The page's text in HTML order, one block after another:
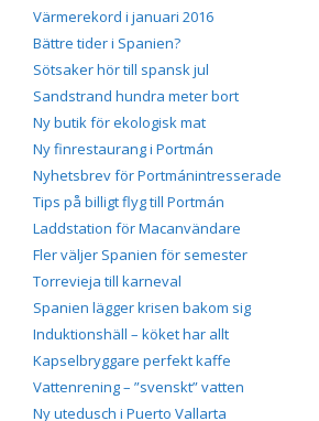
Värmerekord i januari 2016
Bättre tider i Spanien?
Sötsaker hör till spansk jul
Sandstrand hundra meter bort
Ny butik för ekologisk mat
Ny finrestaurang i Portmán
Nyhetsbrev för Portmánintresserade
Tips på billigt flyg till Portmán
Laddstation för Macanvändare
Fler väljer Spanien för semester
Torrevieja till karneval
Spanien lägger krisen bakom sig
Induktionshäll – köket har allt
Kapselbryggare perfekt kaffe
Vattenrening – ”svenskt” vatten
Ny utedusch i Puerto Vallarta